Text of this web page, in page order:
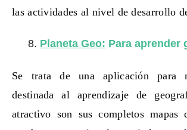
las actividades al nivel de desarrollo
Planeta Geo: Para aprender
Se trata de una aplicación para
destinada al aprendizaje de
atractivo son sus completos mapas